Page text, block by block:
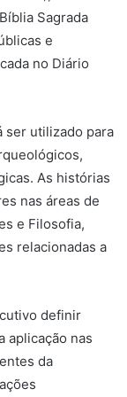
Sagrada
e
no Diário
ser utilizado para
As histórias
nas áreas de
e Filosofia,
relacionadas a
definir
aplicação nas
da